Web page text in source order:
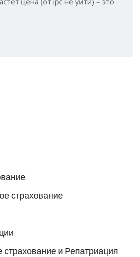
страхование
страхование и Репатриация